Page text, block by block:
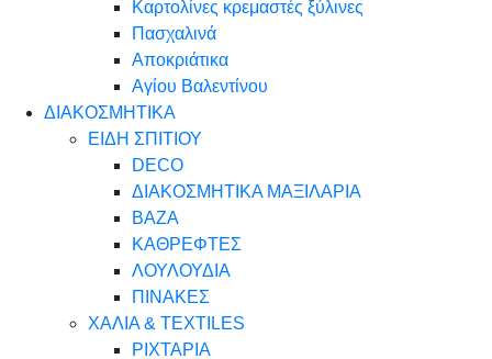
Καρτολίνες κρεμαστές ξύλινες
Πασχαλινά
Αποκριάτικα
Αγίου Βαλεντίνου
ΔΙΑΚΟΣΜΗΤΙΚΑ
ΕΙΔΗ ΣΠΙΤΙΟΥ
DECO
ΔΙΑΚΟΣΜΗΤΙΚΑ ΜΑΞΙΛΑΡΙΑ
ΒΑΖΑ
ΚΑΘΡΕΦΤΕΣ
ΛΟΥΛΟΥΔΙΑ
ΠΙΝΑΚΕΣ
ΧΑΛΙΑ & TEXTILES
ΡΙΧΤΑΡΙΑ